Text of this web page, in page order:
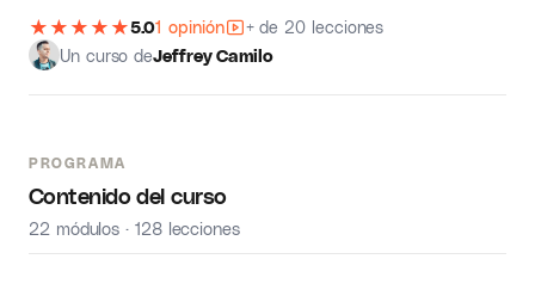
★ ★ ★ ★ ★5.01 opinión
+ de 20 lecciones
Un curso deJeffrey Camilo
PROGRAMA
Contenido del curso
22 módulos · 128 lecciones